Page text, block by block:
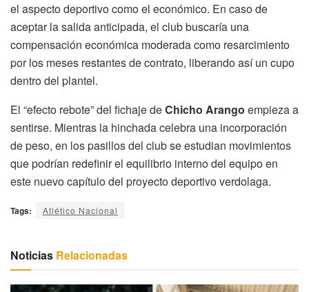
el aspecto deportivo como el económico. En caso de
aceptar la salida anticipada, el club buscaría una
compensación económica moderada como resarcimiento
por los meses restantes de contrato, liberando así un cupo
dentro del plantel.
El “efecto rebote” del fichaje deChicho Arango empieza a
sentirse. Mientras la hinchada celebra una incorporación
de peso, en los pasillos del club se estudian movimientos
que podrían redefinir el equilibrio interno del equipo en
este nuevo capítulo del proyecto deportivo verdolaga.
Tags: Atlético Nacional
Noticias Relacionadas